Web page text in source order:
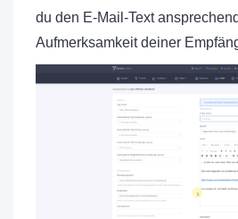
du den E-Mail-Text
Aufmerksamkeit deiner